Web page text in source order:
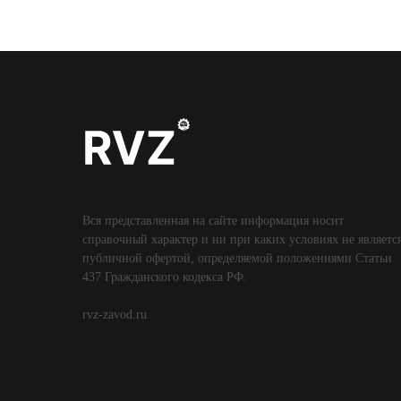
Вся представленная на сайте информация носит
справочный характер и ни при каких условиях не
публичной офертой, определяемой положениями Статьи
437 Гражданского кодекса РФ.
rvz-zavod.ru